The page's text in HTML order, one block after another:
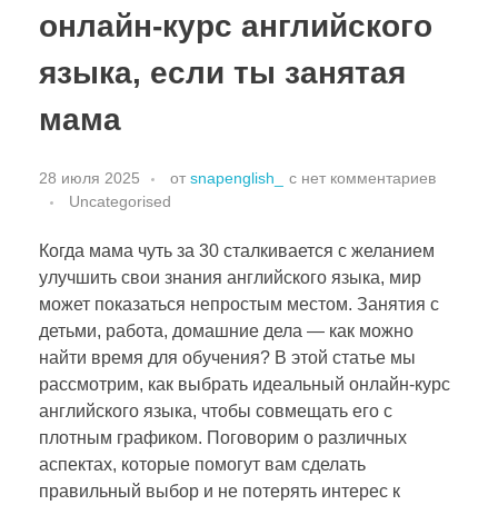
онлайн-курс английского
языка, если ты занятая
мама
28 июля 2025 от snapenglish_ с нет комментариев
Uncategorised
Когда мама чуть за 30 сталкивается с желанием
улучшить свои знания английского языка, мир
может показаться непростым местом. Занятия с
детьми, работа, домашние дела — как можно
найти время для обучения? В этой статье мы
рассмотрим, как выбрать идеальный онлайн-курс
английского языка, чтобы совмещать его с
плотным графиком. Поговорим о различных
аспектах, которые помогут вам сделать
правильный выбор и не потерять интерес к